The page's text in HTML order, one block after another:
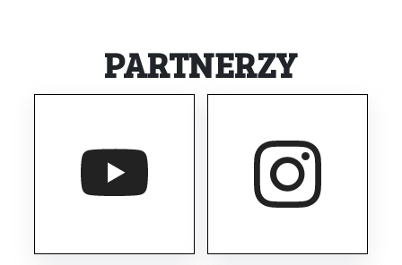
PARTNERZY